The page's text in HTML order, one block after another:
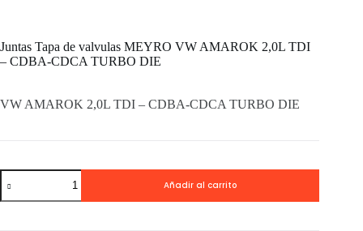
Juntas Tapa de valvulas MEYRO VW AMAROK 2,0L TDI
– CDBA-CDCA TURBO DIE
VW AMAROK 2,0L TDI – CDBA-CDCA TURBO DIE
Juntas
Tapa
de
Añadir al carrito